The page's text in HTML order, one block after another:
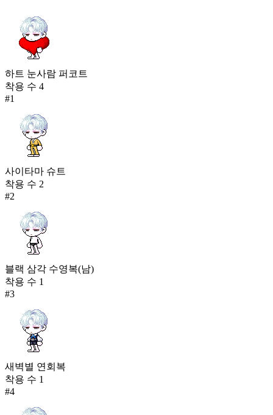
하트 눈사람 퍼코트
착용 수 4
#1
사이타마 슈트
착용 수 2
#2
블랙 삼각 수영복(남)
착용 수 1
#3
새벽별 연회복
착용 수 1
#4